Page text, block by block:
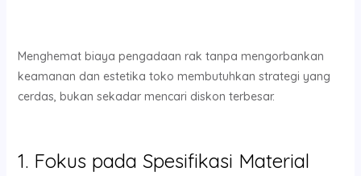
Menghemat biaya pengadaan rak tanpa mengorbankan
keamanan dan estetika toko membutuhkan strategi yang
cerdas, bukan sekadar mencari diskon terbesar.
1. Fokus pada Spesifikasi Material